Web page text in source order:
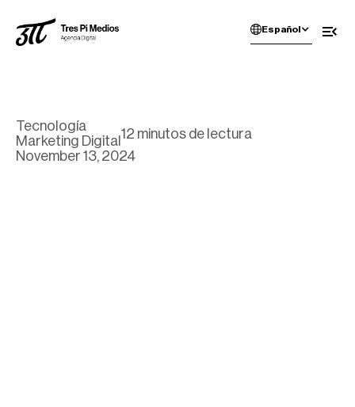
Español
Tecnología
Marketing Digital
12 minutos de lectura
November 13, 2024